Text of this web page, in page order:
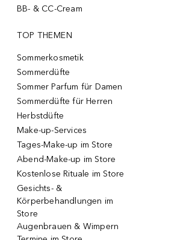
BB- & CC-Cream
TOP THEMEN
Sommerkosmetik
Sommerdüfte
Sommer Parfum für Damen
Sommerdüfte für Herren
Herbstdüfte
Make-up-Services
Tages-Make-up im Store
Abend-Make-up im Store
Kostenlose Rituale im Store
Gesichts- &
Körperbehandlungen im
Store
Augenbrauen & Wimpern